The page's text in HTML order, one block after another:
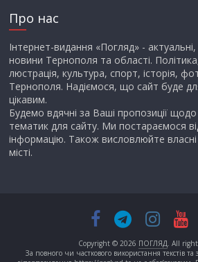
Про нас
Інтернет-видання «Погляд» - актуальні,
новини Тернополя та області.
люстрація, культура, спорт, історія,
Тернополя. Надіємося, що сайт буде
цікавим.
Будемо вдячні за Ваші пропозиції
тематик для сайту. Ми постараємося
інформацію. Також висловлюйте власні
місті.
Copyright © 2026 ПОГЛЯД . All
За повного чи часткового використання текстів